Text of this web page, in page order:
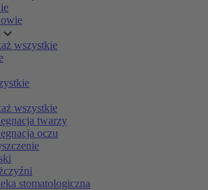
wszystkie
wszystkie
twarzy
oczu
stomatologiczna